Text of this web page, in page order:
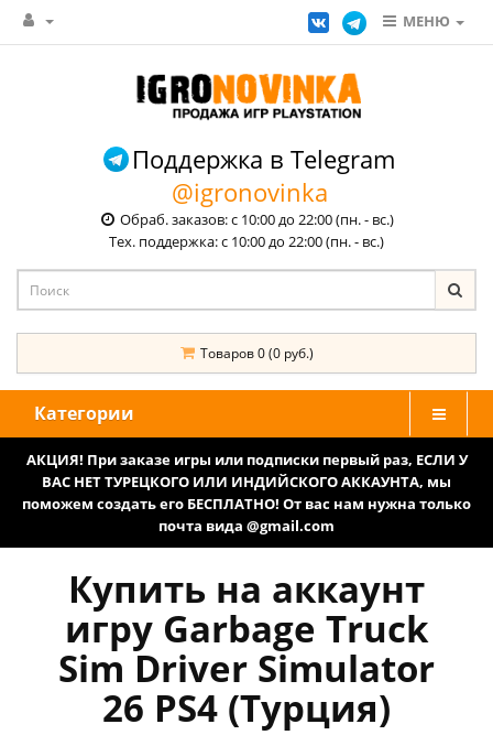
МЕНЮ
Поддержка в Telegram
@igronovinka
Обраб. заказов: с 10:00 до 22:00 (пн. - вс.)
Тех. поддержка: с 10:00 до 22:00 (пн. - вс.)
Товаров 0 (0 руб.)
Категории
АКЦИЯ! При заказе игры или подписки первый раз, ЕСЛИ У
ВАС НЕТ ТУРЕЦКОГО ИЛИ ИНДИЙСКОГО АККАУНТА, мы
поможем создать его БЕСПЛАТНО! От вас нам нужна только
почта вида @gmail.com
Купить на аккаунт
игру Garbage Truck
Sim Driver Simulator
26 PS4 (Турция)